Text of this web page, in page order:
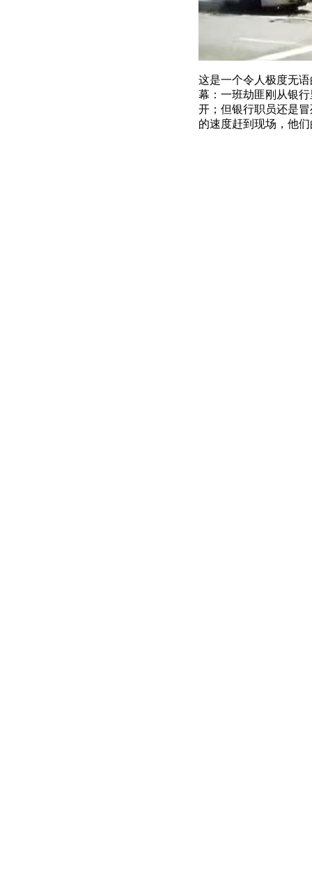
这是一个令人极度无
幕：一班劫匪刚从银
开；但银行职员还是
的速度赶到现场，他